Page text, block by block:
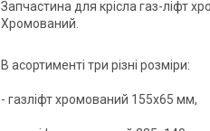
Запчастина для крісла газ-ліфт
Хромований.
В асортименті три різні розміри:
- газліфт хромований 155x65 мм,